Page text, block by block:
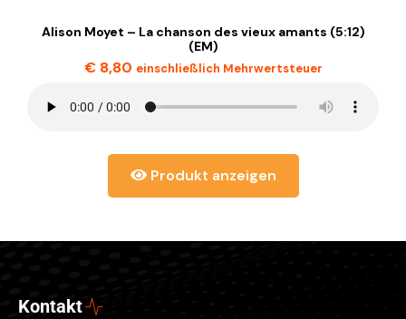
Alison Moyet – La chanson des vieux amants (5:12)
(EM)
€8,80 einschließlich Mehrwertsteuer
Produkt anzeigen
Kontakt